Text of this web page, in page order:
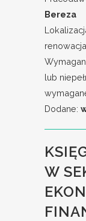
Bereza
lub
Dodane:
W